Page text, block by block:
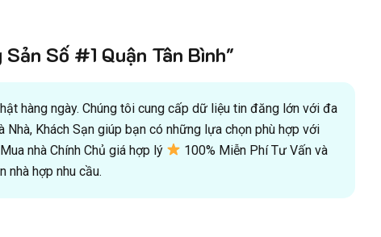
Số #1 Quận Tân Bình"
hàng ngày. Chúng tôi cung cấp dữ liệu tin đăng lớn với đa
Khách Sạn giúp bạn có những lựa chọn phù hợp với
Mua nhà Chính Chủ giá hợp lý
100% Miễn Phí Tư Vấn và
nhà hợp nhu cầu.